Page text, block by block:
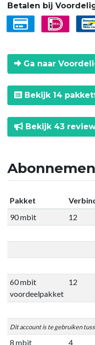
Betalen bij
Ga naar
Bekijk 14
Bekijk 43
Pakket
90 mbit
12
60 mbit
voordeelpakket
12
Dit account is te gebruiken
8 mbit 4